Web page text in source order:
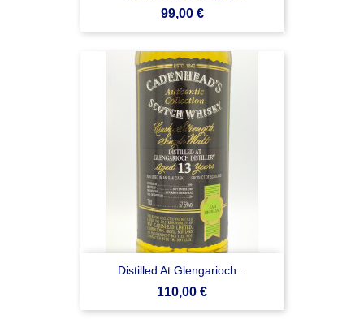
Prezzo
99,00 €
Distilled At Glengarioch...
Prezzo
110,00 €